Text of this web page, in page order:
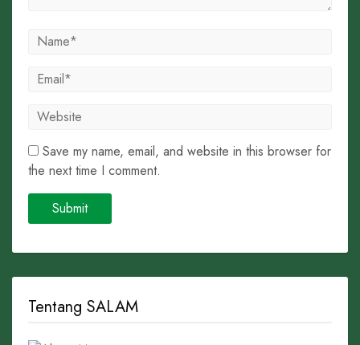
Save my name, email, and website in this browser for
the next time I comment.
Tentang SALAM